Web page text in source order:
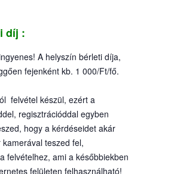
díj :
A helyszín bérleti díja,
fejenként kb. 1 000/Ft/fő.
felvétel készül, ezért a
regisztrációddal egyben
hogy a kérdéseidet akár
teszed fel,
felvételhez, ami a későbbiekben
felületen felhasználható!